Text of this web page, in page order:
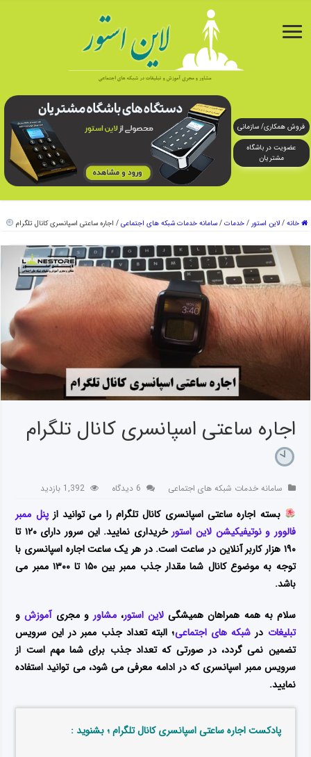
فروش همکاری/ سازمانی
عضویت در باشگاه
مشتریان
خانه / لاین استور / خدمات / سامانه خدمات شبکه های اجتماعی / اجاره ساعتی اسپانسری کانال تلگرام
اجاره ساعتی اسپانسری کانال تلگرام
سامانه خدمات شبکه های اجتماعی 6 دیدگاه 1,392 بازدید
بسته اجاره ساعتی اسپانسری کانال تلگرام را می توانید ازپنل ممبر
فالوور و نوتیفیکیشن لاین استور
خریداری نمایید. این سرور دارای ۱۲۰ تا
۱۹۰ هزار کاربر آنلاین در ساعت است. در هر یک ساعت اجاره اسپانسری با
توجه به موضوع کانال شما مقدار جذب ممبر بین ۱۵۰ تا ۱۳۰۰ ممبر می
باشد.
سلام به همه همراهان همیشگیلاین استور،مشاور و مجریآموزشو
تبلیغات در شبکه های اجتماعی؛ البته تعداد جذب ممبر در این سرویس
تضمین نمی گردد، در صورتی که تعداد جذب برای شما مهم است از
سرویس ممبر اسپانسری که در ادامه معرفی می شود، می توانید استفاده
نمایید.
پادکست اجاره ساعتی اسپانسری کانال تلگرام ؛ بشنوید :